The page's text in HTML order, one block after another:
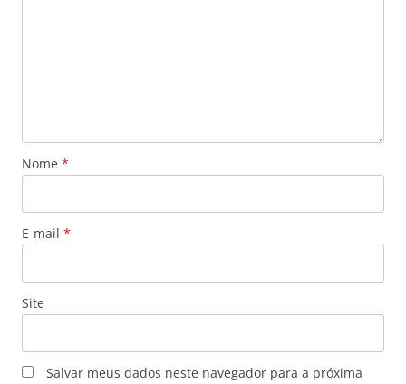
Nome *
E-mail *
Site
Salvar meus dados neste navegador para a próxima